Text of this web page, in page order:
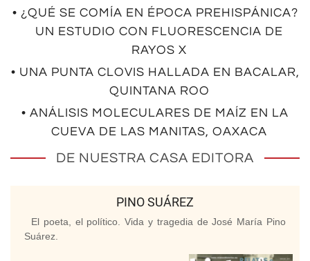
• ¿QUÉ SE COMÍA EN ÉPOCA PREHISPÁNICA?
UN ESTUDIO CON FLUORESCENCIA DE
RAYOS X
• UNA PUNTA CLOVIS HALLADA EN BACALAR,
QUINTANA ROO
• ANÁLISIS MOLECULARES DE MAÍZ EN LA
CUEVA DE LAS MANITAS, OAXACA
DE NUESTRA CASA EDITORA
PINO SUÁREZ
El poeta, el político. Vida y tragedia de José María Pino
Suárez.